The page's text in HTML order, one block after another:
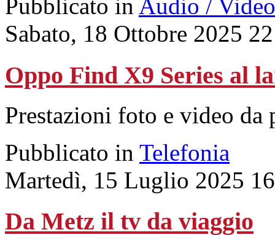
Pubblicato in Audio / Video
Sabato, 18 Ottobre 2025
Oppo Find X9 Series al
Prestazioni foto e video da
Pubblicato in Telefonia
Martedì, 15 Luglio 2025
Da Metz il tv da viaggio